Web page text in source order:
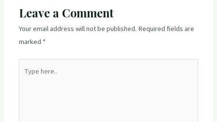
Leave a Comment
Your email address will not be published. Required fields are
marked *
here..